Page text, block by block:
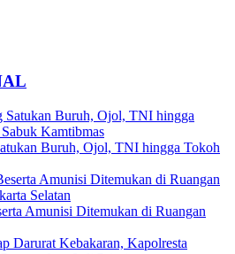
Buruh, Ojol, TNI hingga Tokoh
Amunisi Ditemukan di Ruangan